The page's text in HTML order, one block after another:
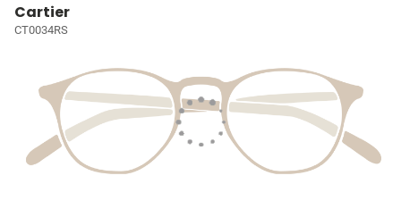
Cartier
CT0034RS